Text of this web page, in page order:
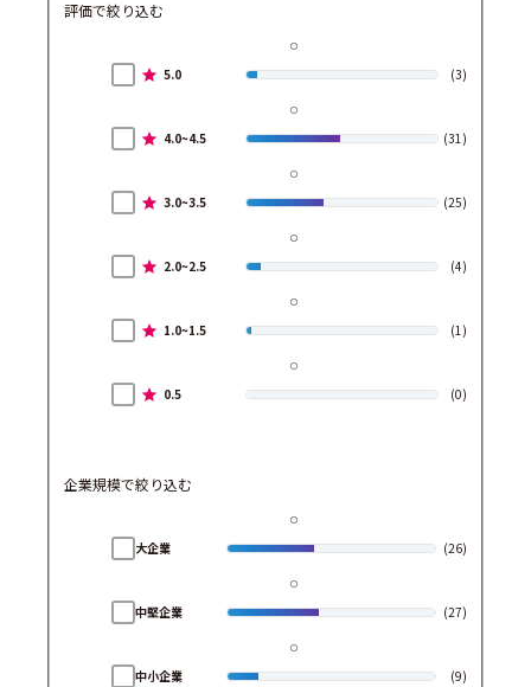
評価で絞り込む
5.0 (3)
4.0~4.5 (31)
3.0~3.5 (25)
2.0~2.5 (4)
1.0~1.5 (1)
0.5 (0)
企業規模で絞り込む
大企業 (26)
中堅企業 (27)
中小企業 (9)